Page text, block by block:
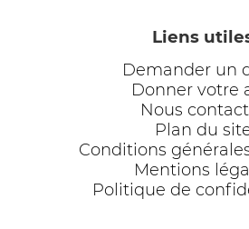
Liens
Demander un
Donner votre
Nous
Plan du
Conditions
Mentions
Politique de